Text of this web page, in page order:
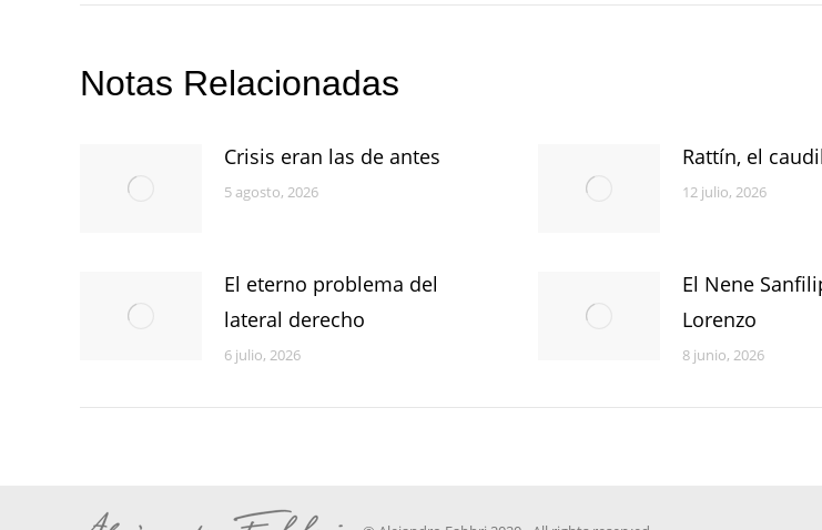
Notas Relacionadas
Crisis eran las de antes
5 agosto, 2026
Rattín, el
12 julio, 2026
El eterno problema del
lateral derecho
6 julio, 2026
El Nene
Lorenzo
8 junio, 2026